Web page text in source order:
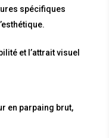
spécifiques
et l’attrait visuel
en parpaing brut,